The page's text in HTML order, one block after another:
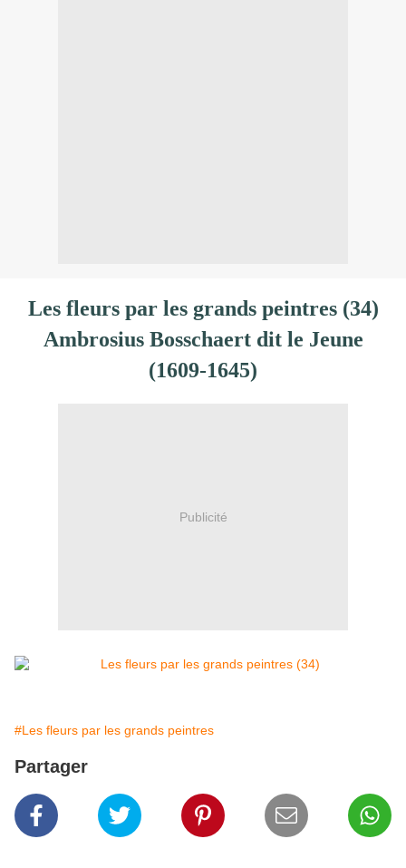
Les fleurs par les grands peintres (34)
Ambrosius Bosschaert dit le Jeune
(1609-1645)
Publicité
#Les fleurs par les grands peintres
Partager